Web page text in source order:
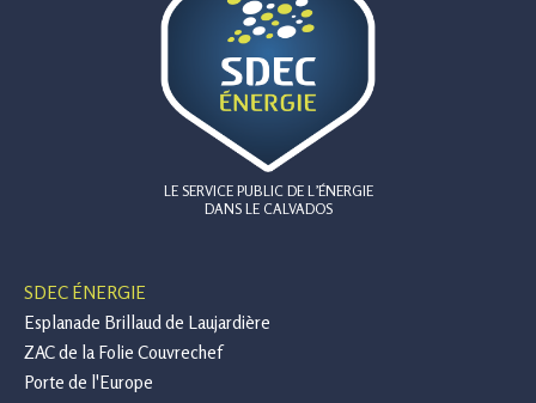
LE SERVICE PUBLIC DE L’ÉNERGIE
DANS LE CALVADOS
SDEC ÉNERGIE
Esplanade Brillaud de Laujardière
ZAC de la Folie Couvrechef
Porte de l'Europe